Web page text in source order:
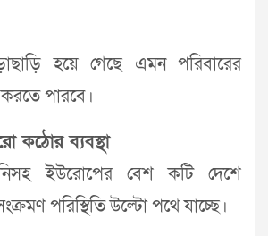
হয়ে গেছে এমন পরিবারের
পারবে।
কঠোর ব্যবস্থা
ইউরোপের বেশ কটি দেশে
পরিস্থিতি উল্টো পথে যাচ্ছে।